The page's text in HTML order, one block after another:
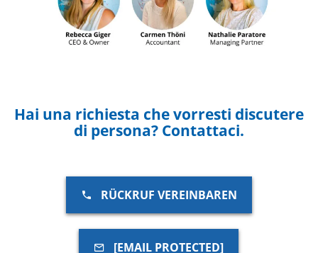
Hai una richiesta che vorresti discutere
di persona? Contattaci.
RÜCKRUF VEREINBAREN
[EMAIL PROTECTED]